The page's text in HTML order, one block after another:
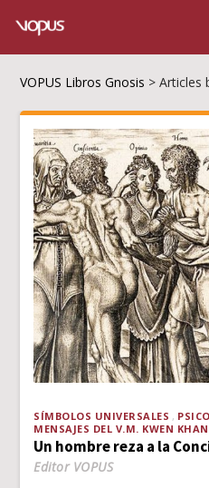
VOPUS Libros Gnosis >Articles
SÍMBOLOS UNIVERSALES
MENSAJES DEL V.M. KWEN
Un hombre reza a la
Editor VOPUS